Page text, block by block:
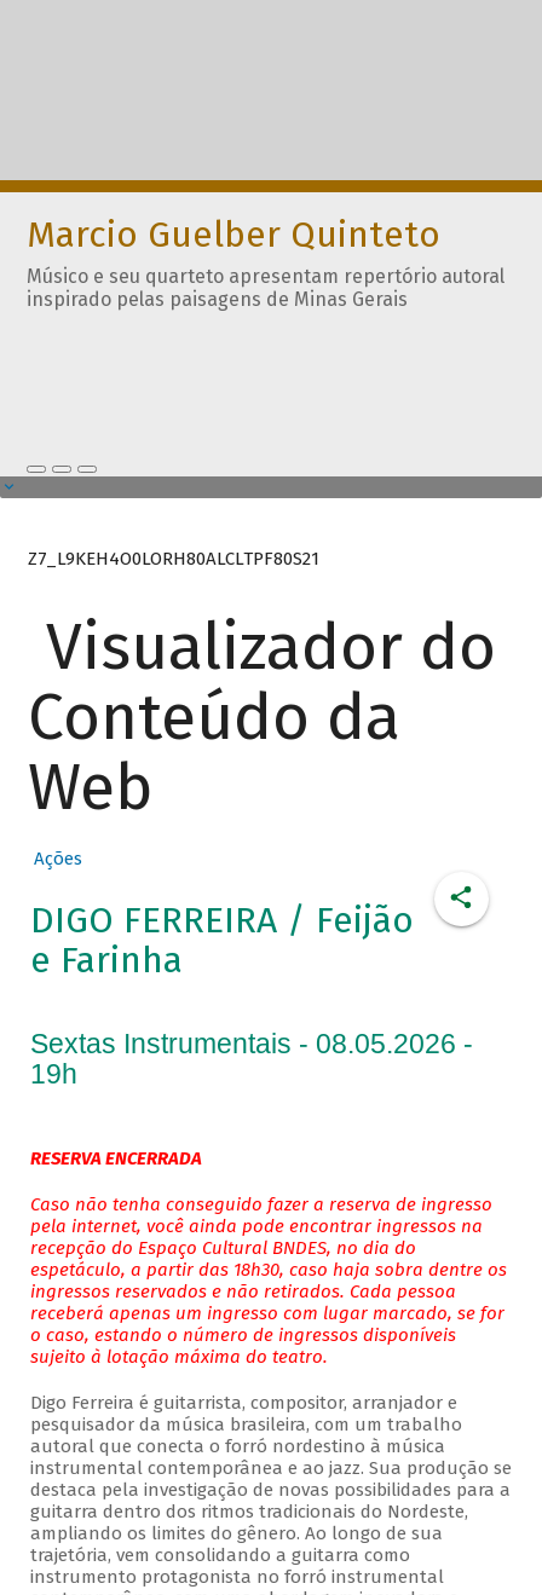
Marcio Guelber Quinteto
Músico e seu quarteto apresentam repertório autoral
inspirado pelas paisagens de Minas Gerais
Z7_L9KEH4O0LORH80ALCLTPF80S21
Visualizador do
Conteúdo da
Web
Ações
DIGO FERREIRA / Feijão
e Farinha
Sextas Instrumentais - 08.05.2026 -
19h
RESERVA ENCERRADA
Caso não tenha conseguido fazer a reserva de ingresso
pela internet, você ainda pode encontrar ingressos na
recepção do Espaço Cultural BNDES, no dia do
espetáculo, a partir das 18h30, caso haja sobra dentre os
ingressos reservados e não retirados. Cada pessoa
receberá apenas um ingresso com lugar marcado, se for
o caso, estando o número de ingressos disponíveis
sujeito à lotação máxima do teatro.
Digo Ferreira é guitarrista, compositor, arranjador e
pesquisador da música brasileira, com um trabalho
autoral que conecta o forró nordestino à música
instrumental contemporânea e ao jazz. Sua produção se
destaca pela investigação de novas possibilidades para a
guitarra dentro dos ritmos tradicionais do Nordeste,
ampliando os limites do gênero. Ao longo de sua
trajetória, vem consolidando a guitarra como
instrumento protagonista no forró instrumental